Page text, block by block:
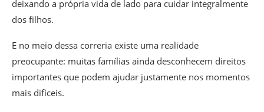
deixando a própria vida de lado para cuidar integralmente
dos filhos.
E no meio dessa correria existe uma realidade
preocupante: muitas famílias ainda desconhecem direitos
importantes que podem ajudar justamente nos momentos
mais difíceis.